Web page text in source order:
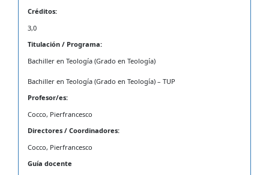
Créditos:
3,0
Titulación / Programa:
Bachiller en Teología (Grado en Teología)
Bachiller en Teología (Grado en Teología) – TUP
Profesor/es:
Cocco, Pierfrancesco
Directores / Coordinadores:
Cocco, Pierfrancesco
Guía docente